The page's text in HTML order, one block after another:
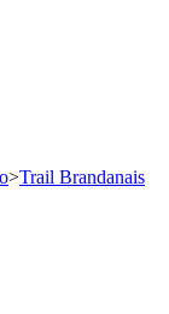
>Trail Brandanais